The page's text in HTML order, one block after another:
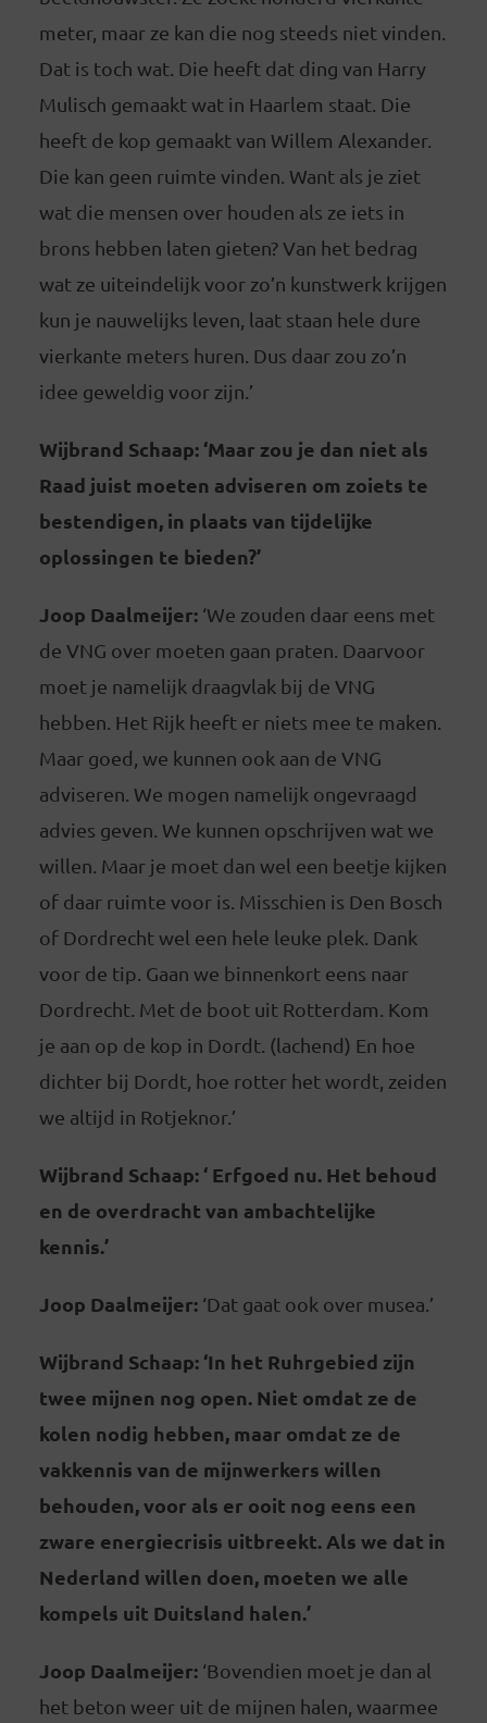
meter, maar ze kan die nog steeds niet vinden.
Dat is toch wat. Die heeft dat ding van Harry
Mulisch gemaakt wat in Haarlem staat. Die
heeft de kop gemaakt van Willem Alexander.
Die kan geen ruimte vinden. Want als je ziet
wat die mensen over houden als ze iets in
brons hebben laten gieten? Van het bedrag
wat ze uiteindelijk voor zo’n kunstwerk krijgen
kun je nauwelijks leven, laat staan hele dure
vierkante meters huren. Dus daar zou zo’n
idee geweldig voor zijn.’
Wijbrand Schaap: ‘Maar zou je dan niet als
Raad juist moeten adviseren om zoiets te
bestendigen, in plaats van tijdelijke
oplossingen te bieden?’
Joop Daalmeijer:‘We zouden daar eens met
de VNG over moeten gaan praten. Daarvoor
moet je namelijk draagvlak bij de VNG
hebben. Het Rijk heeft er niets mee te maken.
Maar goed, we kunnen ook aan de VNG
adviseren. We mogen namelijk ongevraagd
advies geven. We kunnen opschrijven wat we
willen. Maar je moet dan wel een beetje kijken
of daar ruimte voor is. Misschien is Den Bosch
of Dordrecht wel een hele leuke plek. Dank
voor de tip. Gaan we binnenkort eens naar
Dordrecht. Met de boot uit Rotterdam. Kom
je aan op de kop in Dordt. (lachend) En hoe
dichter bij Dordt, hoe rotter het wordt, zeiden
we altijd in Rotjeknor.’
Wijbrand Schaap: ‘ Erfgoed nu. Het behoud
en de overdracht van ambachtelijke
kennis.’
Joop Daalmeijer:‘Dat gaat ook over musea.’
Wijbrand Schaap: ‘In het Ruhrgebied zijn
twee mijnen nog open. Niet omdat ze de
kolen nodig hebben, maar omdat ze de
vakkennis van de mijnwerkers willen
behouden, voor als er ooit nog eens een
zware energiecrisis uitbreekt. Als we dat in
Nederland willen doen, moeten we alle
kompels uit Duitsland halen.’
Joop Daalmeijer:‘Bovendien moet je dan al
het beton weer uit de mijnen halen, waarmee